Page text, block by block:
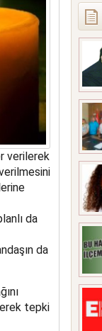
verilerek
da
da
tepki